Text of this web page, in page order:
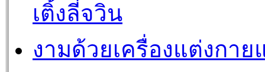
เติ้งลี่จวิน
งามด้วยเครื่องแต่งกาย